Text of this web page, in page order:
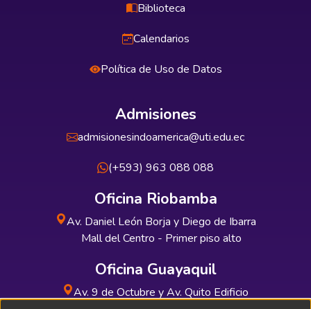
Biblioteca
Calendarios
Política de Uso de Datos
Admisiones
admisionesindoamerica@uti.edu.ec
(+593) 963 088 088
Oficina Riobamba
Av. Daniel León Borja y Diego de Ibarra
Mall del Centro - Primer piso alto
Oficina Guayaquil
Av. 9 de Octubre y Av. Quito Edificio